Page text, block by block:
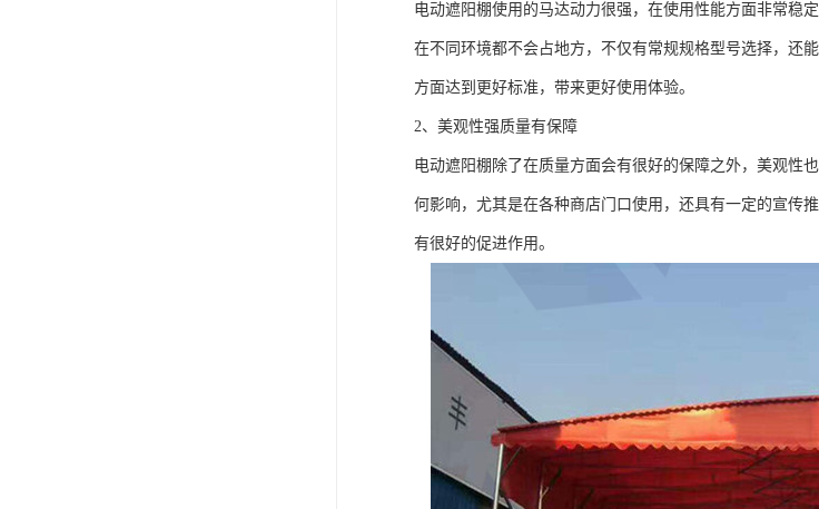
电动遮阳棚使用的马达动力很强，在使用性能方面非常稳
在不同环境都不会占地方，不仅有常规规格型号选择，还
方面达到更好标准，带来更好使用体验。
2、美观性强质量有保障
电动遮阳棚除了在质量方面会有很好的保障之外，美观性
何影响，尤其是在各种商店门口使用，还具有一定的宣传
有很好的促进作用。